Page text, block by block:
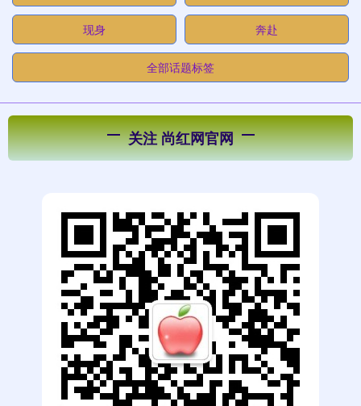
现身 奔赴
全部话题标签
关注 尚红网官网